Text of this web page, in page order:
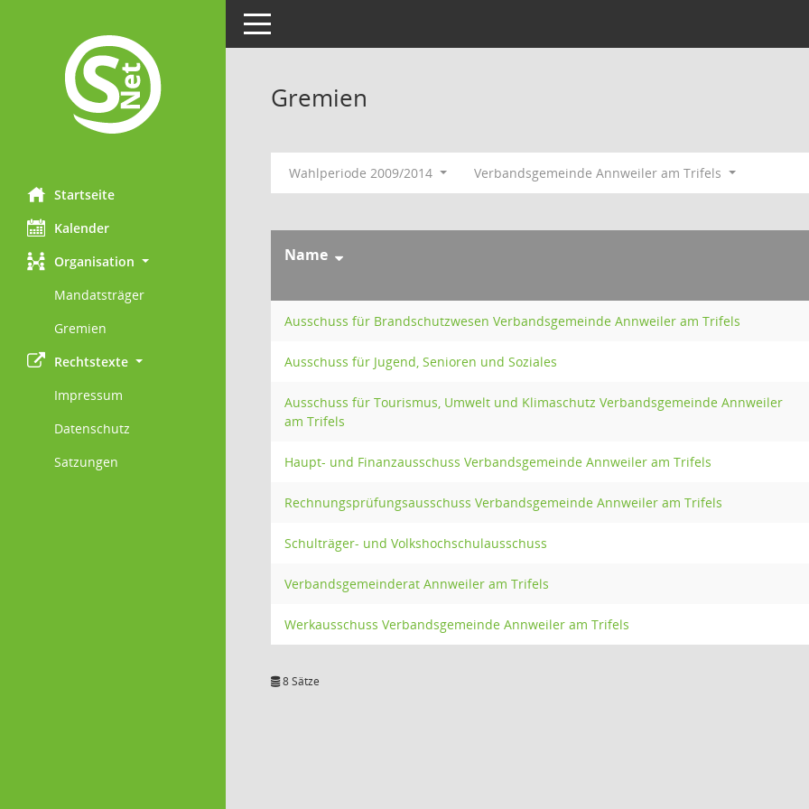
Startseite
Kalender
Organisation
Mandatsträger
Gremien
Rechtstexte
Impressum
Datenschutz
Satzungen
Toggle navigation
Gremien
Wahlperiode 2009/2014 Verbandsgemeinde Annweiler am Trifels
Name
Ausschuss für Brandschutzwesen Verbandsgemeinde Annweiler am Trifels
Ausschuss für Jugend, Senioren und Soziales
Ausschuss für Tourismus, Umwelt und Klimaschutz Verbandsgemeinde Annweiler
am Trifels
Haupt- und Finanzausschuss Verbandsgemeinde Annweiler am Trifels
Rechnungsprüfungsausschuss Verbandsgemeinde Annweiler am Trifels
Schulträger- und Volkshochschulausschuss
Verbandsgemeinderat Annweiler am Trifels
Werkausschuss Verbandsgemeinde Annweiler am Trifels
8 Sätze